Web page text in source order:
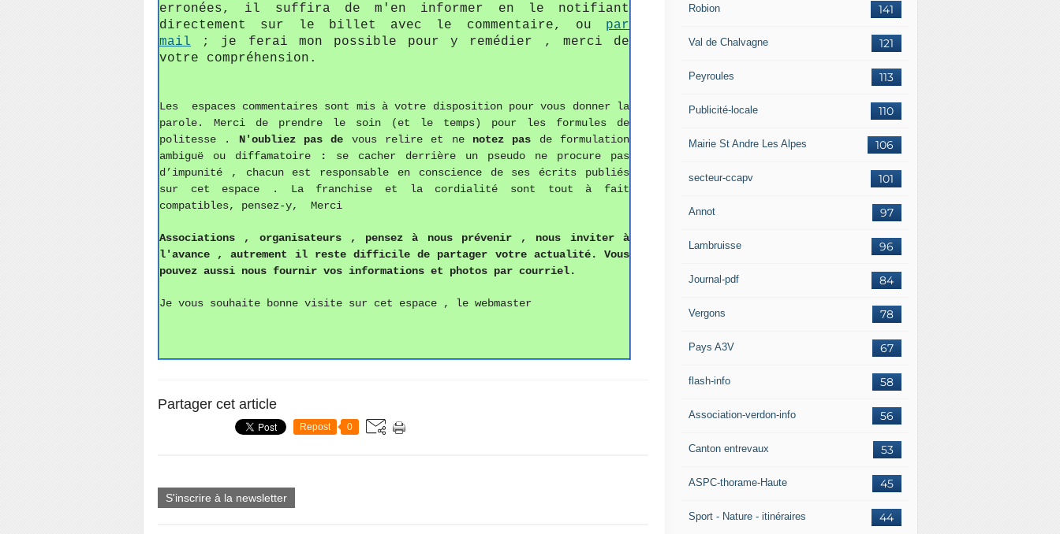
erronées, il suffira de m'en informer en le notifiant
directement sur le billet avec le commentaire, ou par
mail ; je ferai mon possible pour y remédier , merci de
votre compréhension.
Les espaces commentaires sont mis à votre disposition pour vous donner la
parole. Merci de prendre le soin (et le temps) pour les formules de
politesse
. N'oubliez pas de vous relire et ne notez pas de formulation
ambiguë ou diffamatoire
:
se cacher derrière un pseudo ne procure pas
d’impunité , chacun est responsable en conscience de ses écrits publiés
sur cet espace . La franchise et la cordialité sont tout à fait
compatibles, pensez-y, Merci
Associations , organisateurs , pensez à nous prévenir , nous inviter à
l'avance , autrement il reste difficile de partager votre actualité. Vous
pouvez aussi nous fournir vos informations et photos par courriel.
Je vous souhaite bonne visite sur cet espace , le webmaster
Partager cet article
Repost 0
S'inscrire à la newsletter
141
Robion
121
Val de Chalvagne
113
Peyroules
110
Publicité-locale
106
Mairie St Andre Les Alpes
101
secteur-ccapv
97
Annot
96
Lambruisse
84
Journal-pdf
78
Vergons
67
Pays A3V
58
flash-info
56
Association-verdon-info
53
Canton entrevaux
45
ASPC-thorame-Haute
44
Sport - Nature - itinéraires